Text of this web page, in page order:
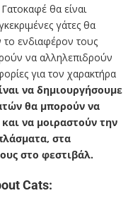
θα είναι
γάτες θα
ενδιαφέρον τους
να αλληλεπιδρούν
για τον χαρακτήρα
να δημιουργήσουμε
θα μπορούν να
να μοιραστούν την
στα
στο φεστιβάλ.
Cats: